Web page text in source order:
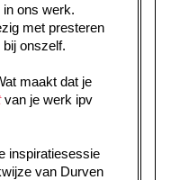
ons werk.
met presteren
onszelf.
maakt dat je
van je werk ipv
inspiratiesessie
van Durven